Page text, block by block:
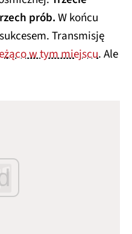
prób.W końcu
Transmisję
w tym miejscu. Ale